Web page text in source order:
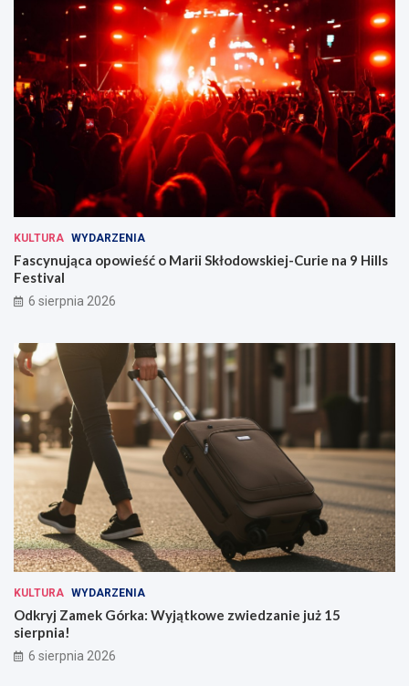
KULTURA WYDARZENIA
Fascynująca opowieść o Marii Skłodowskiej-Curie na 9 Hills
Festival
6 sierpnia 2026
KULTURA WYDARZENIA
Odkryj Zamek Górka: Wyjątkowe zwiedzanie już 15
sierpnia!
6 sierpnia 2026